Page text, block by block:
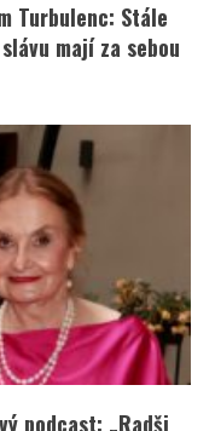
Turbulenc: Stále
mají za sebou
podcast: „Radši